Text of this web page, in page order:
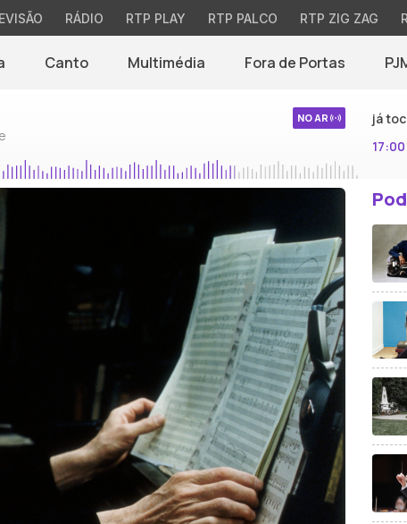
RÁDIO RTP PLAY RTP PALCO RTP ZIG ZAG
Canto Multimédia Fora de Portas
NO AR
já
17:00